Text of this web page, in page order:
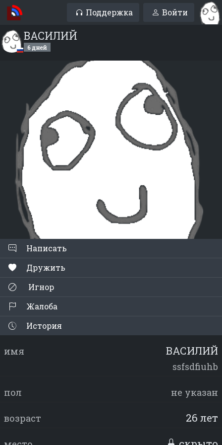
Поддержка Войти
ВАСИЛИЙ
6 дней
Написать
Дружить
Игнор
Жалоба
История
имя ВАСИЛИЙ
ssfsdfiuhb
пол не указан
возраст 26 лет